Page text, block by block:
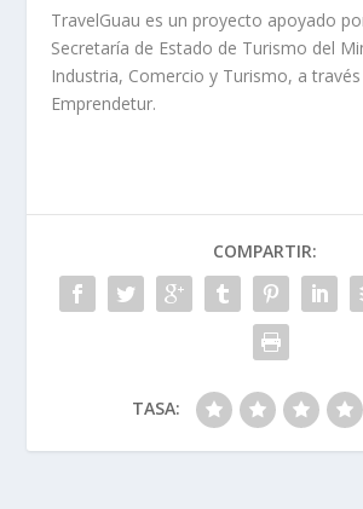
TravelGuau es un proyecto apoyado
Secretaría de Estado de Turismo del
Industria, Comercio y Turismo, a
Emprendetur.
COMPARTIR:
TASA: